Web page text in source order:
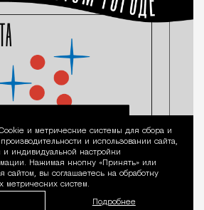
Уведомление
и метрические системы для сбора и
и использовании сайта,
индивидуальной настройки
Нажимая кнопку «Принять» или
сайтом, вы соглашаетесь на обработку
метрических систем.
Подробнее